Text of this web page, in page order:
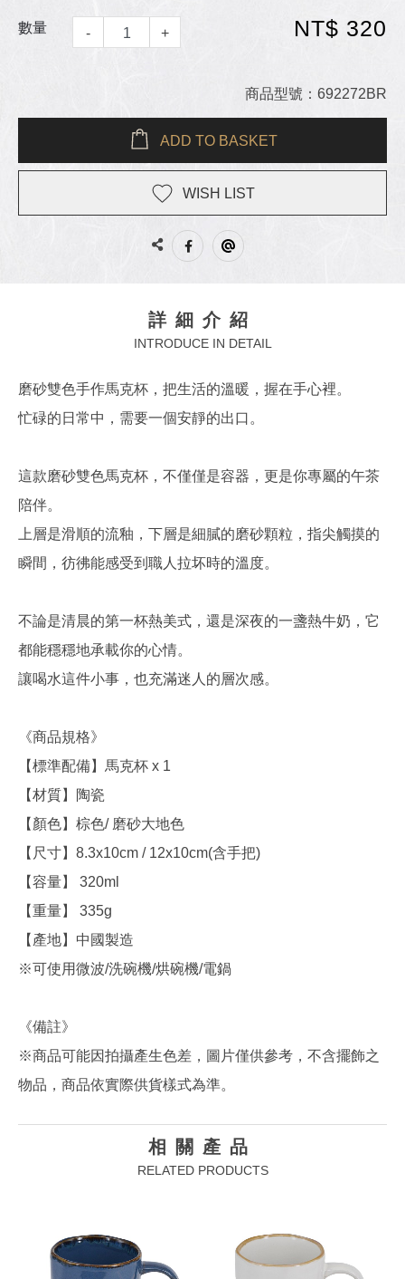
數量 - + NT$ 320
商品型號：692272BR
ADD TO BASKET
WISH LIST
詳細介紹
INTRODUCE IN DETAIL
磨砂雙色手作馬克杯，把生活的溫暖，握在手心裡。
忙碌的日常中，需要一個安靜的出口。
這款磨砂雙色馬克杯，不僅僅是容器，更是你專屬的午茶
陪伴。
上層是滑順的流釉，下層是細膩的磨砂顆粒，指尖觸摸的
瞬間，彷彿能感受到職人拉坏時的溫度。
不論是清晨的第一杯熱美式，還是深夜的一盞熱牛奶，它
都能穩穩地承載你的心情。
讓喝水這件小事，也充滿迷人的層次感。
《商品規格》
【標準配備】馬克杯 x 1
【材質】陶瓷
【顏色】棕色/ 磨砂大地色
【尺寸】8.3x10cm / 12x10cm(含手把)
【容量】 320ml
【重量】 335g
【產地】中國製造
※可使用微波/洗碗機/烘碗機/電鍋
《備註》
※商品可能因拍攝產生色差，圖片僅供參考，不含擺飾之
物品，商品依實際供貨樣式為準。
相關產品
RELATED PRODUCTS